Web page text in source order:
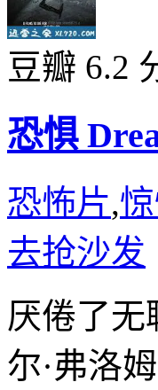
豆瓣 6.2
恐惧
恐怖片,
去抢沙发
厌倦了无
尔·弗洛